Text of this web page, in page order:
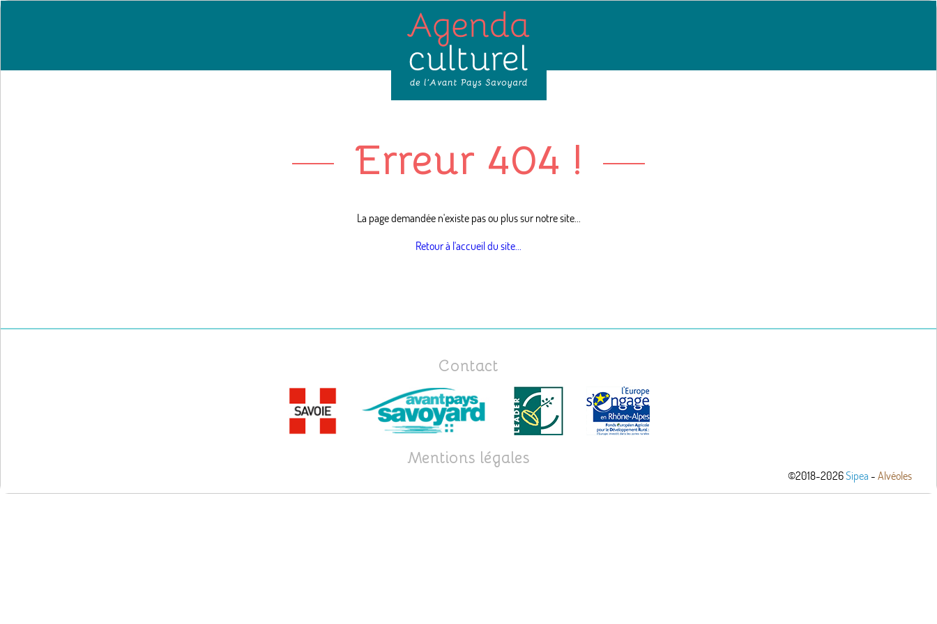
Erreur 404 !
La page demandée n'existe pas ou plus sur notre site...
Retour à l'accueil du site...
Contact
Mentions légales
©2018-2026Sipea -Alvéoles